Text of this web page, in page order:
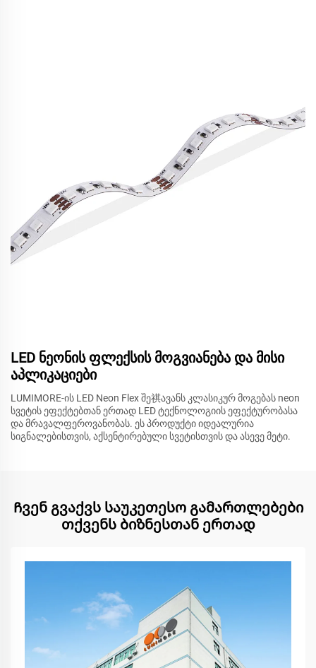
LED ნეონის ფლექსის მოგვიანება და მისი
აპლიკაციები
LUMIMORE-ის LED Neon Flex შე祺ავანს კლასიკურ მოგებას neon
სვეტის ეფექტებთან ერთად LED ტექნოლოგიის ეფექტურობასა
და მრავალფეროვანობას. ეს პროდუქტი იდეალურია
სიგნალებისთვის, აქსენტირებული სვეტისთვის და ასევე მეტი.
Ჩვენ გვაქვს საუკეთესო გამართლებები
თქვენს ბიზნესთან ერთად